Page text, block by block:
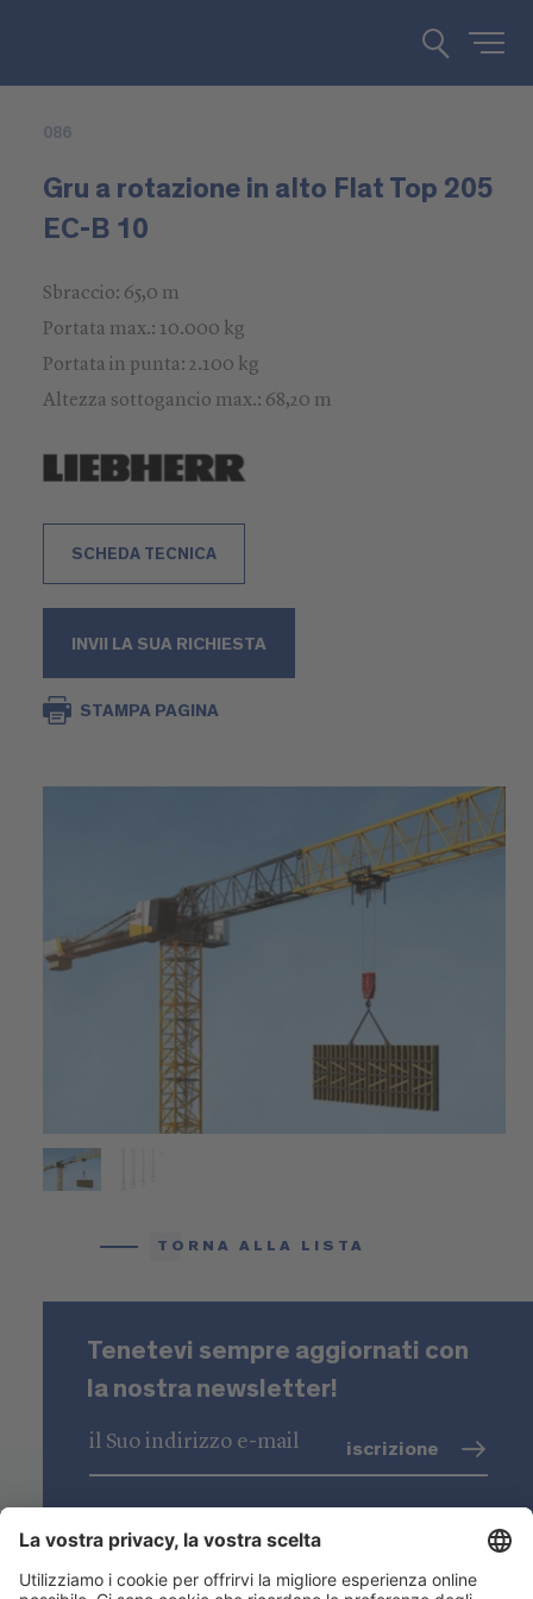
086
Gru a rotazione in alto Flat Top 205
EC-B 10
Sbraccio: 65,0 m
Portata max.: 10.000 kg
Portata in punta: 2.100 kg
Altezza sottogancio max.: 68,20 m
SCHEDA TECNICA
INVII LA SUA RICHIESTA
STAMPA PAGINA
TORNA ALLA LISTA
Tenetevi sempre aggiornati con
la nostra newsletter!
iscrizione